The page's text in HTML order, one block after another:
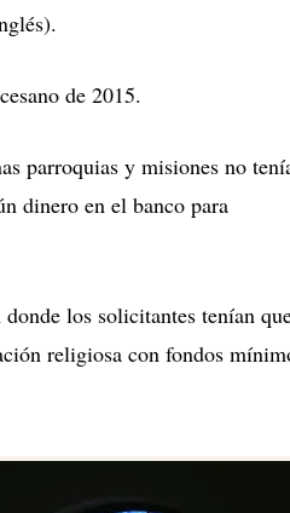
de 2015.
parroquias y misiones no
dinero en el banco para
los solicitantes tenían
religiosa con fondos